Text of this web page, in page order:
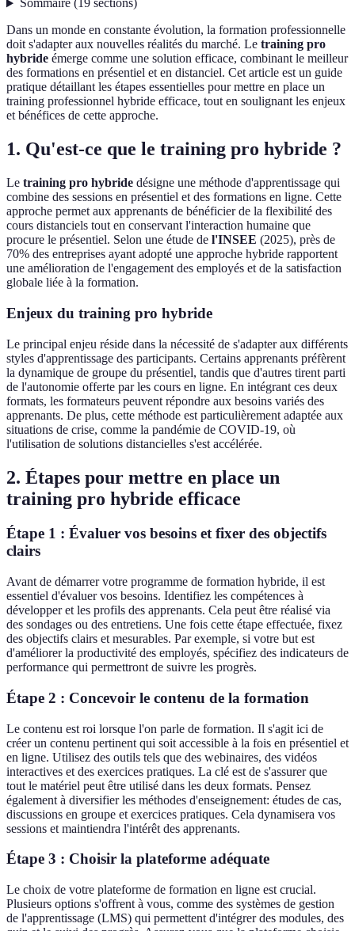
Sommaire(19 sections)
Dans un monde en constante évolution, la formation professionnelle
doit s'adapter aux nouvelles réalités du marché. Le training pro
hybride émerge comme une solution efficace, combinant le meilleur
des formations en présentiel et en distanciel. Cet article est un guide
pratique détaillant les étapes essentielles pour mettre en place un
training professionnel hybride efficace, tout en soulignant les enjeux
et bénéfices de cette approche.
1. Qu'est-ce que le training pro hybride ?
Le training pro hybride désigne une méthode d'apprentissage qui
combine des sessions en présentiel et des formations en ligne. Cette
approche permet aux apprenants de bénéficier de la flexibilité des
cours distanciels tout en conservant l'interaction humaine que
procure le présentiel. Selon une étude de l'INSEE (2025), près de
70% des entreprises ayant adopté une approche hybride rapportent
une amélioration de l'engagement des employés et de la satisfaction
globale liée à la formation.
Enjeux du training pro hybride
Le principal enjeu réside dans la nécessité de s'adapter aux différents
styles d'apprentissage des participants. Certains apprenants préfèrent
la dynamique de groupe du présentiel, tandis que d'autres tirent parti
de l'autonomie offerte par les cours en ligne. En intégrant ces deux
formats, les formateurs peuvent répondre aux besoins variés des
apprenants. De plus, cette méthode est particulièrement adaptée aux
situations de crise, comme la pandémie de COVID-19, où
l'utilisation de solutions distancielles s'est accélérée.
2. Étapes pour mettre en place un
training pro hybride efficace
Étape 1 : Évaluer vos besoins et fixer des objectifs
clairs
Avant de démarrer votre programme de formation hybride, il est
essentiel d'évaluer vos besoins. Identifiez les compétences à
développer et les profils des apprenants. Cela peut être réalisé via
des sondages ou des entretiens. Une fois cette étape effectuée, fixez
des objectifs clairs et mesurables. Par exemple, si votre but est
d'améliorer la productivité des employés, spécifiez des indicateurs de
performance qui permettront de suivre les progrès.
Étape 2 : Concevoir le contenu de la formation
Le contenu est roi lorsque l'on parle de formation. Il s'agit ici de
créer un contenu pertinent qui soit accessible à la fois en présentiel et
en ligne. Utilisez des outils tels que des webinaires, des vidéos
interactives et des exercices pratiques. La clé est de s'assurer que
tout le matériel peut être utilisé dans les deux formats. Pensez
également à diversifier les méthodes d'enseignement: études de cas,
discussions en groupe et exercices pratiques. Cela dynamisera vos
sessions et maintiendra l'intérêt des apprenants.
Étape 3 : Choisir la plateforme adéquate
Le choix de votre plateforme de formation en ligne est crucial.
Plusieurs options s'offrent à vous, comme des systèmes de gestion
de l'apprentissage (LMS) qui permettent d'intégrer des modules, des